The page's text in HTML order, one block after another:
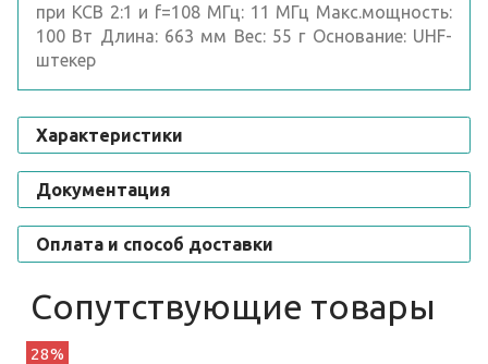
при КСВ 2:1 и f=108 МГц: 11 МГц Макс.мощность:
100 Вт Длина: 663 мм Вес: 55 г Основание: UHF-
штекер
Характеристики
Документация
Оплата и способ доставки
Сопутствующие товары
28%